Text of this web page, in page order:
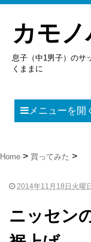
カモ
息子（中1男子）のサ
くままに
メニューを開
Home 買ってみた
2014年11月18日火曜日
ニッセン